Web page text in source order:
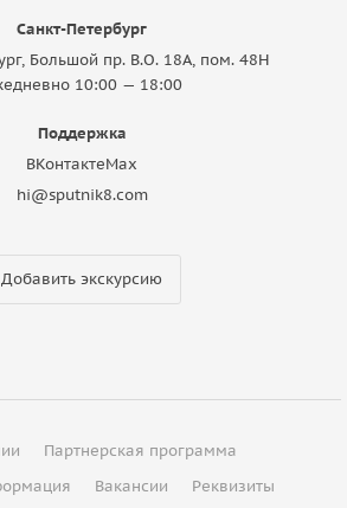
Санкт-Петербург
Большой пр. В.О. 18A, пом. 48Н
10:00 — 18:00
Поддержка
ВКонтактеMax
hi@sputnik8.com
Добавить экскурсию
Партнерская программа
Вакансии Реквизиты